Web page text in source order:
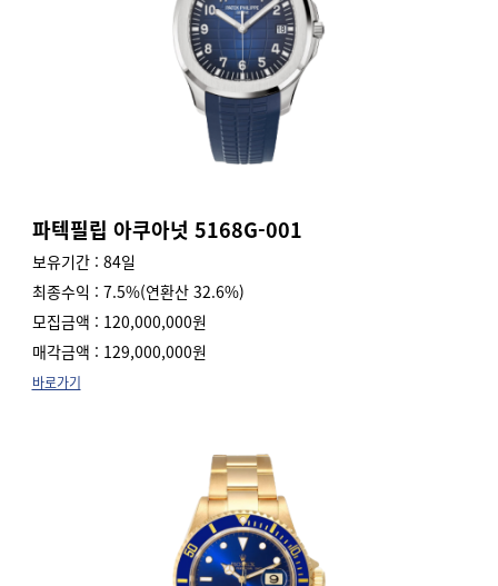
파텍필립 아쿠아넛 5168G-001
보유기간 : 84일
최종수익 : 7.5%(연환산 32.6%)
모집금액 : 120,000,000원
매각금액 : 129,000,000원
바로가기